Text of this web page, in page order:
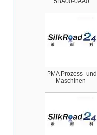
PMA Prozess- und
Maschinen-
Automation GmbH